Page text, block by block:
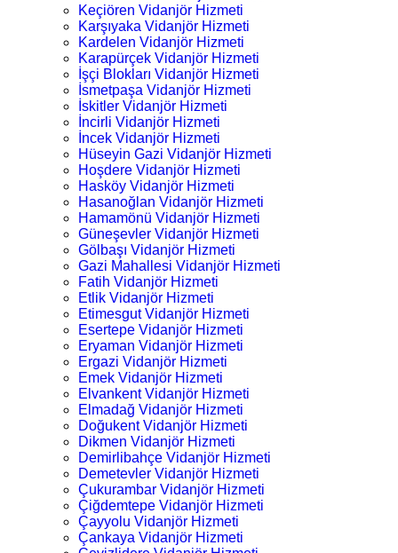
Keçiören Vidanjör Hizmeti
Karşıyaka Vidanjör Hizmeti
Kardelen Vidanjör Hizmeti
Karapürçek Vidanjör Hizmeti
İşçi Blokları Vidanjör Hizmeti
İsmetpaşa Vidanjör Hizmeti
İskitler Vidanjör Hizmeti
İncirli Vidanjör Hizmeti
İncek Vidanjör Hizmeti
Hüseyin Gazi Vidanjör Hizmeti
Hoşdere Vidanjör Hizmeti
Hasköy Vidanjör Hizmeti
Hasanoğlan Vidanjör Hizmeti
Hamamönü Vidanjör Hizmeti
Güneşevler Vidanjör Hizmeti
Gölbaşı Vidanjör Hizmeti
Gazi Mahallesi Vidanjör Hizmeti
Fatih Vidanjör Hizmeti
Etlik Vidanjör Hizmeti
Etimesgut Vidanjör Hizmeti
Esertepe Vidanjör Hizmeti
Eryaman Vidanjör Hizmeti
Ergazi Vidanjör Hizmeti
Emek Vidanjör Hizmeti
Elvankent Vidanjör Hizmeti
Elmadağ Vidanjör Hizmeti
Doğukent Vidanjör Hizmeti
Dikmen Vidanjör Hizmeti
Demirlibahçe Vidanjör Hizmeti
Demetevler Vidanjör Hizmeti
Çukurambar Vidanjör Hizmeti
Çiğdemtepe Vidanjör Hizmeti
Çayyolu Vidanjör Hizmeti
Çankaya Vidanjör Hizmeti